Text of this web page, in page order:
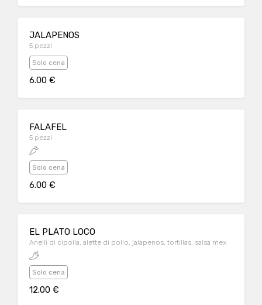
JALAPENOS
5 pezzi
Solo cena
6.00 €
FALAFEL
5 pezzi
Solo cena
6.00 €
EL PLATO LOCO
Anelli di cipolla, alette di pollo, jalapenos, tortillas, salsa mex
Solo cena
12.00 €